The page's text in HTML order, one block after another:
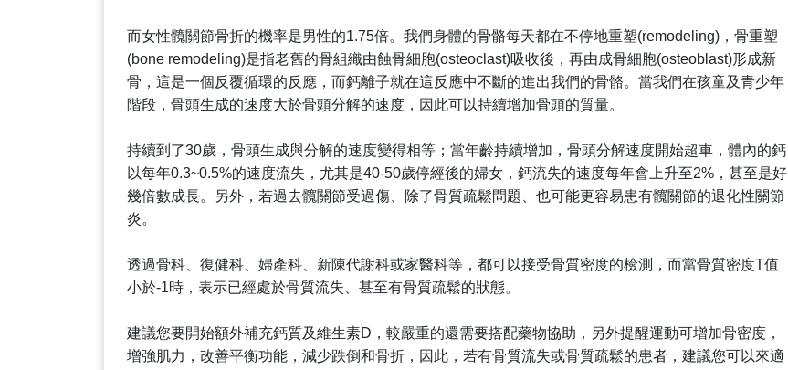
而女性髖關節骨折的機率是男性的1.75倍。我們身體的骨骼每天都在不停地重塑(remodeling)，骨重塑
(bone remodeling)是指老舊的骨組織由蝕骨細胞(osteoclast)吸收後，再由成骨細胞(osteoblast)形成新
骨，這是一個反覆循環的反應，而鈣離子就在這反應中不斷的進出我們的骨骼。當我們在孩童及青少年
階段，骨頭生成的速度大於骨頭分解的速度，因此可以持續增加骨頭的質量。
持續到了30歲，骨頭生成與分解的速度變得相等；當年齡持續增加，骨頭分解速度開始超車，體內的鈣
以每年0.3~0.5%的速度流失，尤其是40-50歲停經後的婦女，鈣流失的速度每年會上升至2%，甚至是好
幾倍數成長。另外，若過去髖關節受過傷、除了骨質疏鬆問題、也可能更容易患有髖關節的退化性關節
炎。
透過骨科、復健科、婦產科、新陳代謝科或家醫科等，都可以接受骨質密度的檢測，而當骨質密度T值
小於-1時，表示已經處於骨質流失、甚至有骨質疏鬆的狀態。
建議您要開始額外補充鈣質及維生素D，較嚴重的還需要搭配藥物協助，另外提醒運動可增加骨密度，
增強肌力，改善平衡功能，減少跌倒和骨折，因此，若有骨質流失或骨質疏鬆的患者，建議您可以來適